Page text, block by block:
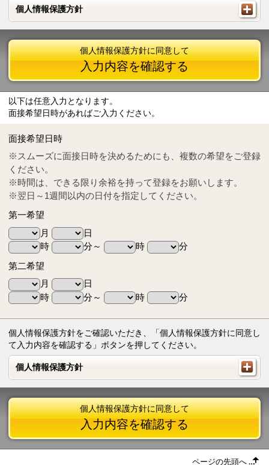
個人情報保護方針
個人情報保護方針
Tel
0570-55-0314
個人情報保護方針に同意して
入力内容を確認する
以下は任意入力となります。
面接希望日時があればご入力ください。
面接希望日時
※スムーズに面接日時を決めるためにも、複数の希望をご登録
ください。
※時間は、できる限り余裕を持って登録をお願いします。
※翌日～1週間以内の日付を指定してください。
第一希望
月
日
時
分～ 時
分
第二希望
月
日
時
分～ 時 分
個人情報保護方針をご確認いただき、「個人情報保護方針に同意し
て入力内容を確認する」ボタンを押してください。
個人情報保護方針
個人情報保護方針
個人情報保護方針に同意して
入力内容を確認する
ページの先頭へ